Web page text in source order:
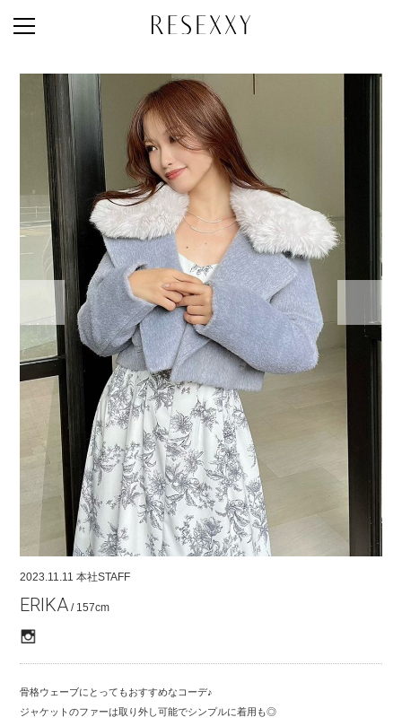
STAFF STYLE
2023.11.11 本社STAFF
ERIKA / 157cm
骨格ウェーブにとってもおすすめなコーデ♪
ジャケットのファーは取り外し可能でシンプルに着用も◎
NEWS
MAGAZINE
LOOK BOOK
NEW ARRIVAL
RANKING
STYLE PHOTO
ACCOUNT
SHOP LIST
CONCEPT
ONLINE STORE
COMPANY
CONTACT
RECRUIT
FOR BUSINESS PARTNER